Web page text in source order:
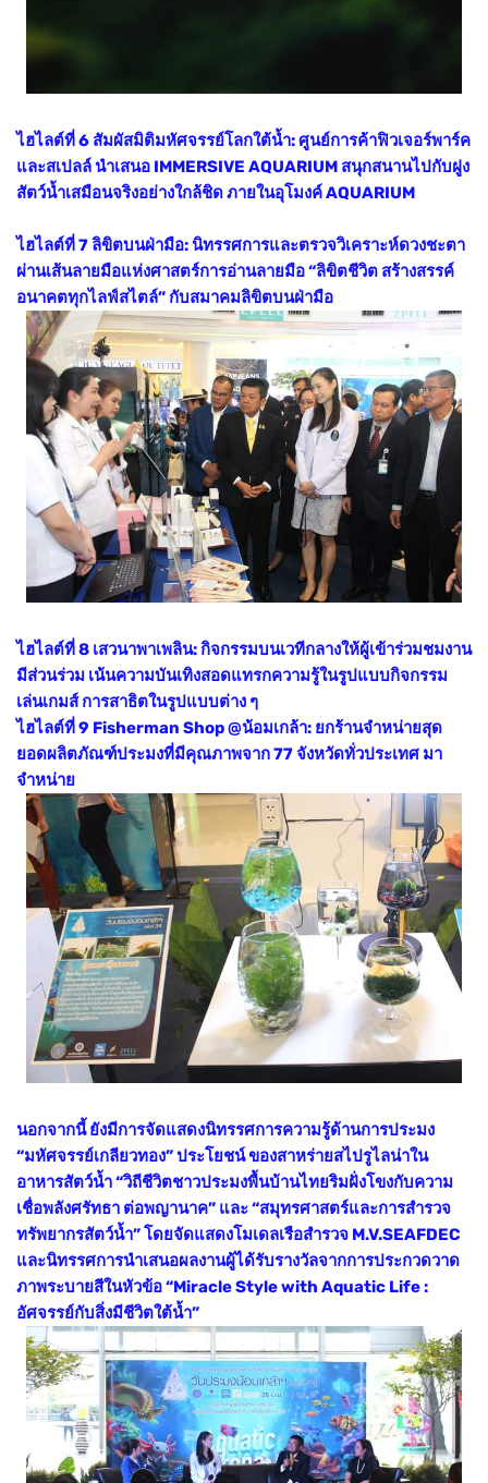
ไฮไลต์ที่ 6 สัมผัสมิติมหัศจรรย์โลกใต้น้ำ: ศูนย์การค้าฟิวเจอร์พาร์ค
และสเปลล์ นำเสนอ IMMERSIVE AQUARIUM สนุกสนานไปกับฝูง
สัตว์น้ำเสมือนจริงอย่างใกล้ชิด ภายในอุโมงค์ AQUARIUM
ไฮไลต์ที่ 7 ลิขิตบนฝ่ามือ: นิทรรศการและตรวจวิเคราะห์ดวงชะตา
ผ่านเส้นลายมือแห่งศาสตร์การอ่านลายมือ “ลิขิตชีวิต สร้างสรรค์
อนาคตทุกไลฟ์สไตล์” กับสมาคมลิขิตบนฝ่ามือ
ไฮไลต์ที่ 8 เสวนาพาเพลิน: กิจกรรมบนเวทีกลางให้ผู้เข้าร่วมชมงาน
มีส่วนร่วม เน้นความบันเทิงสอดแทรกความรู้ในรูปแบบกิจกรรม
เล่นเกมส์ การสาธิตในรูปแบบต่าง ๆ
ไฮไลต์ที่ 9 Fisherman Shop @น้อมเกล้า: ยกร้านจำหน่ายสุด
ยอดผลิตภัณฑ์ประมงที่มีคุณภาพจาก 77 จังหวัดทั่วประเทศ มา
จำหน่าย
นอกจากนี้ ยังมีการจัดแสดงนิทรรศการความรู้ด้านการประมง
“มหัศจรรย์เกลียวทอง” ประโยชน์ ของสาหร่ายสไปรูไลน่าใน
อาหารสัตว์น้ำ “วิถีชีวิตชาวประมงพื้นบ้านไทยริมฝั่งโขงกับความ
เชื่อพลังศรัทธา ต่อพญานาค” และ “สมุทรศาสตร์และการสำรวจ
ทรัพยากรสัตว์น้ำ” โดยจัดแสดงโมเดลเรือสำรวจ M.V.SEAFDEC
และนิทรรศการนำเสนอผลงานผู้ได้รับรางวัลจากการประกวดวาด
ภาพระบายสีในหัวข้อ “Miracle Style with Aquatic Life :
อัศจรรย์กับสิ่งมีชีวิตใต้น้ำ”